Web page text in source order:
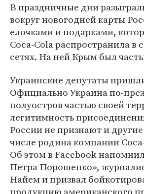
В праздничные дни
вокруг новогодней карты
елочками и подарками,
Coca-Cola распространила в
сетях. На ней Крым был
Украинские депутаты
Официально Украина по-
полуостров частью своей
легитимность
России не признают и
числе родина компании
Об этом в Facebook
Петра Порошенко»,
Найем и призвал